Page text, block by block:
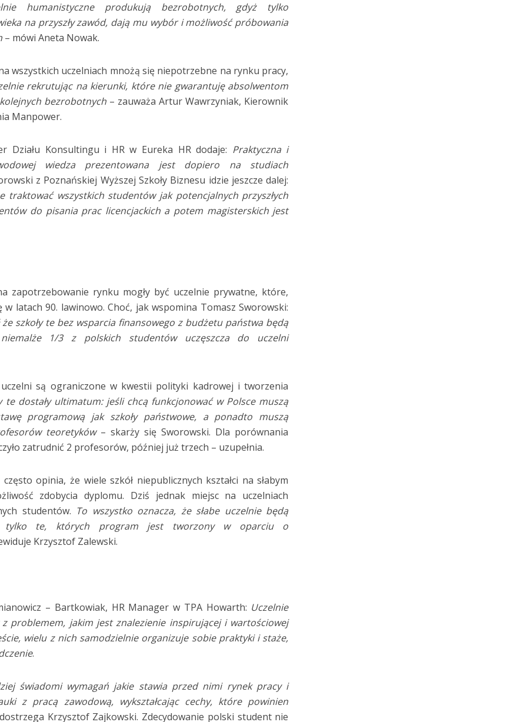
humanistyczne produkują bezrobotnych, gdyż tylko
na przyszły zawód, dają mu wybór i możliwość próbowania
– mówi Aneta Nowak.
wszystkich uczelniach mnożą się niepotrzebne na rynku pracy,
rekrutując na kierunki, które nie gwarantuję absolwentom
bezrobotnych – zauważa Artur Wawrzyniak, Kierownik
Manpower.
Działu Konsultingu i HR w Eureka HR dodaje: Praktyczna i
wiedza prezentowana jest dopiero na studiach
z Poznańskiej Wyższej Szkoły Biznesu idzie jeszcze dalej:
wszystkich studentów jak potencjalnych przyszłych
do pisania prac licencjackich a potem magisterskich jest
zapotrzebowanie rynku mogły być uczelnie prywatne, które,
latach 90. lawinowo. Choć, jak wspomina Tomasz Sworowski:
szkoły te bez wsparcia finansowego z budżetu państwa będą
1/3 z polskich studentów uczęszcza do uczelni
uczelni są ograniczone w kwestii polityki kadrowej i tworzenia
te dostały ultimatum: jeśli chcą funkcjonować w Polsce muszą
programową jak szkoły państwowe, a ponadto muszą
teoretyków – skarży się Sworowski. Dla porównania
zatrudnić 2 profesorów, później już trzech – uzupełnia.
opinia, że wiele szkół niepublicznych kształci na słabym
zdobycia dyplomu. Dziś jednak miejsc na uczelniach
studentów. To wszystko oznacza, że słabe uczelnie będą
tylko te, których program jest tworzony w oparciu o
Krzysztof Zalewski.
– Bartkowiak, HR Manager w TPA Howarth: Uczelnie
problemem, jakim jest znalezienie inspirującej i wartościowej
wielu z nich samodzielnie organizuje sobie praktyki i staże,
.
świadomi wymagań jakie stawia przed nimi rynek pracy i
z pracą zawodową, wykształcając cechy, które powinien
Krzysztof Zajkowski. Zdecydowanie polski student nie